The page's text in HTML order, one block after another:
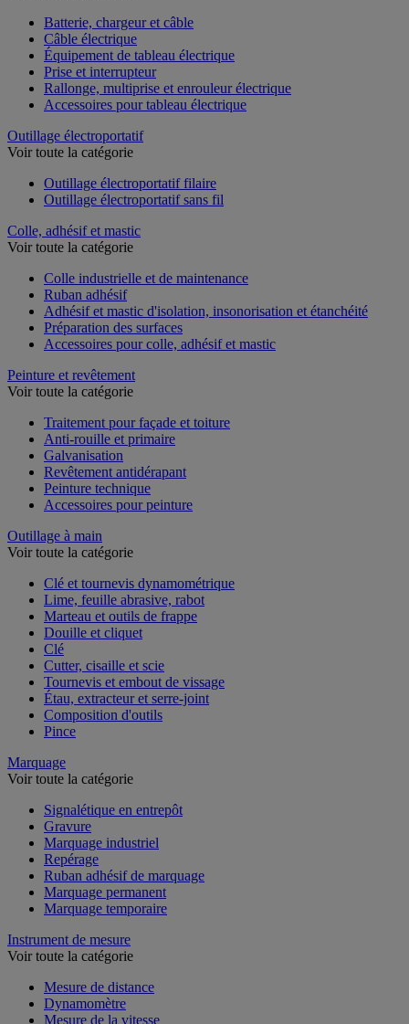
Batterie, chargeur et câble
Câble électrique
Équipement de tableau électrique
Prise et interrupteur
Rallonge, multiprise et enrouleur électrique
Accessoires pour tableau électrique
Outillage électroportatif
Voir toute la catégorie
Outillage électroportatif filaire
Outillage électroportatif sans fil
Colle, adhésif et mastic
Voir toute la catégorie
Colle industrielle et de maintenance
Ruban adhésif
Adhésif et mastic d'isolation, insonorisation et étanchéité
Préparation des surfaces
Accessoires pour colle, adhésif et mastic
Peinture et revêtement
Voir toute la catégorie
Traitement pour façade et toiture
Anti-rouille et primaire
Galvanisation
Revêtement antidérapant
Peinture technique
Accessoires pour peinture
Outillage à main
Voir toute la catégorie
Clé et tournevis dynamométrique
Lime, feuille abrasive, rabot
Marteau et outils de frappe
Douille et cliquet
Clé
Cutter, cisaille et scie
Tournevis et embout de vissage
Étau, extracteur et serre-joint
Composition d'outils
Pince
Marquage
Voir toute la catégorie
Signalétique en entrepôt
Gravure
Marquage industriel
Repérage
Ruban adhésif de marquage
Marquage permanent
Marquage temporaire
Instrument de mesure
Voir toute la catégorie
Mesure de distance
Dynamomètre
Mesure de la vitesse